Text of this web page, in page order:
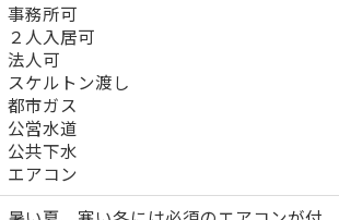
事務所可
２人入居可
法人可
スケルトン渡し
都市ガス
公営水道
公共下水
エアコン